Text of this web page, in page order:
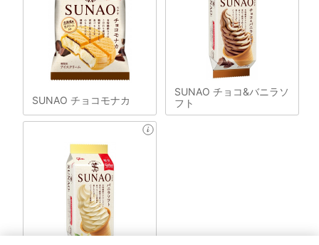
SUNAO チョコモナカ
SUNAO チョコ&バニラソ
フト